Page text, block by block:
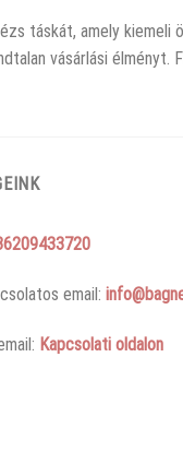
táskát, amely
vásárlási
email:
Kapcsolati oldalon